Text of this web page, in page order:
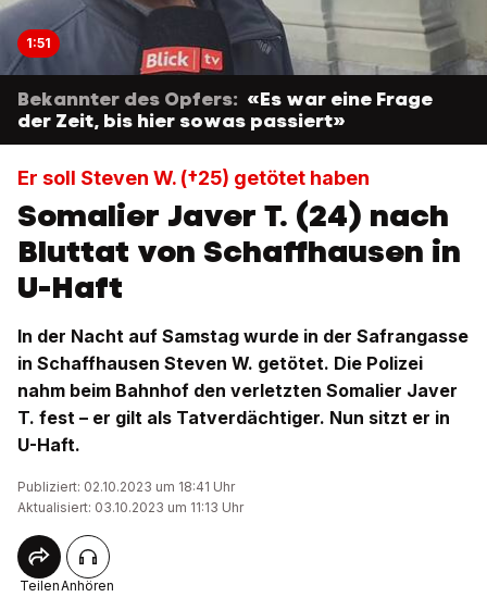
1:51
Bekannter des Opfers: «Es war eine Frage
der Zeit, bis hier sowas passiert»
Er soll Steven W. (†25) getötet haben
Somalier Javer T. (24) nach
Bluttat von Schaffhausen in
U-Haft
In der Nacht auf Samstag wurde in der Safrangasse
in Schaffhausen Steven W. getötet. Die Polizei
nahm beim Bahnhof den verletzten Somalier Javer
T. fest – er gilt als Tatverdächtiger. Nun sitzt er in
U-Haft.
Publiziert: 02.10.2023 um 18:41 Uhr
Aktualisiert: 03.10.2023 um 11:13 Uhr
TeilenAnhören